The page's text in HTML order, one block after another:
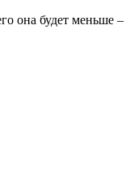
она будет меньше –